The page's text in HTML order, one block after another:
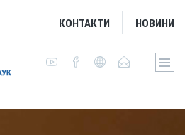
КОНТАКТИ НОВИНИ